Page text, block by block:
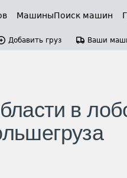
МашиныПоиск машин
Добавить груз Ваши
в